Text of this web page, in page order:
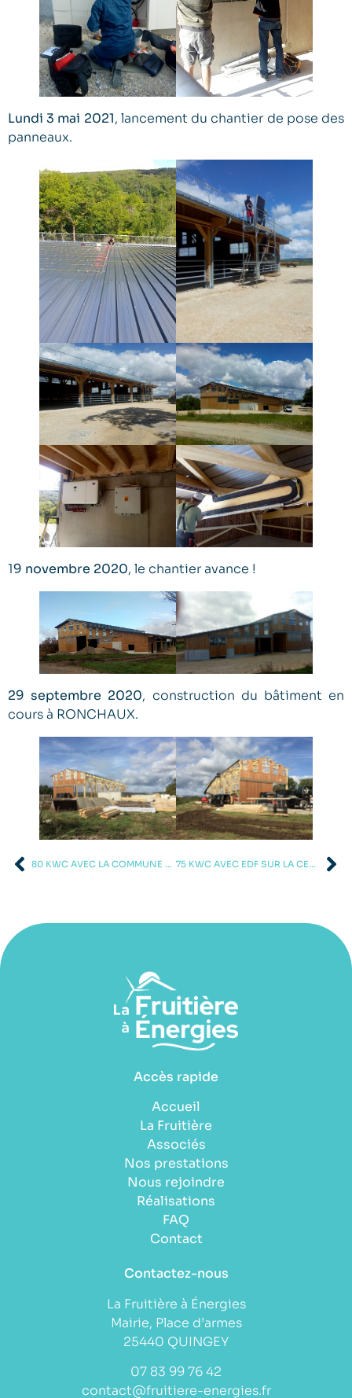
Lundi 3 mai 2021, lancement du chantier de pose des
panneaux.
19 novembre 2020, le chantier avance !
29 septembre 2020, construction du bâtiment en
cours à RONCHAUX.
80 KWC AVEC LA COMMUNE DE MONTROND LE CHÂTEAU 75 KWC AVEC EDF SUR LA CENTRALE HYDRO-ÉLECTRIQUE DE LA PRÉTIÈRE
Accès rapide
Accueil
La Fruitière
Associés
Nos prestations
Nous rejoindre
Réalisations
FAQ
Contact
Contactez-nous
La Fruitière à Énergies
Mairie, Place d’armes
25440 QUINGEY
07 83 99 76 42
contact@fruitiere-energies.fr